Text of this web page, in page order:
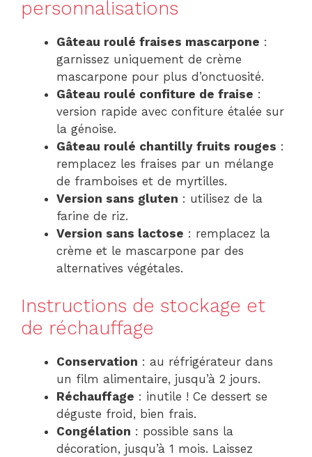
personnalisations
Gâteau roulé fraises mascarpone :
garnissez uniquement de crème
mascarpone pour plus d’onctuosité.
Gâteau roulé confiture de fraise :
version rapide avec confiture étalée sur
la génoise.
Gâteau roulé chantilly fruits rouges :
remplacez les fraises par un mélange
de framboises et de myrtilles.
Version sans gluten : utilisez de la
farine de riz.
Version sans lactose : remplacez la
crème et le mascarpone par des
alternatives végétales.
Instructions de stockage et
de réchauffage
Conservation : au réfrigérateur dans
un film alimentaire, jusqu’à 2 jours.
Réchauffage : inutile ! Ce dessert se
déguste froid, bien frais.
Congélation : possible sans la
décoration, jusqu’à 1 mois. Laissez